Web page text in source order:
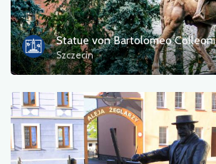
Statue von Bartolomeo Colleoni
Szczecin